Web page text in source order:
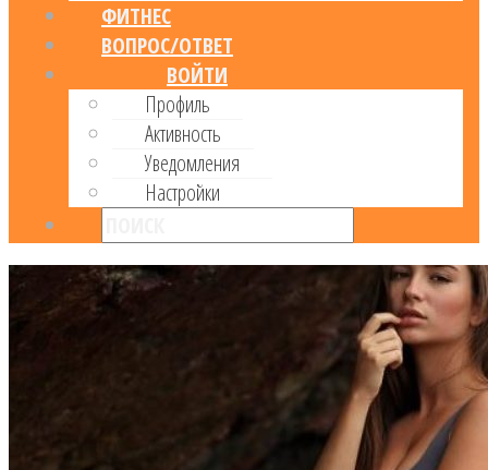
ФИТНЕС
ВОПРОС/ОТВЕТ
ВОЙТИ
Профиль
Активность
Уведомления
Настройки